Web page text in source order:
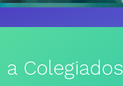
Colegiados